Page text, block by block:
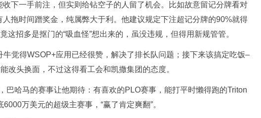
下一手前注，但实则给钻空子的人留了机会。比如故意留记分牌看对
拖时间蹭奖金，纯属弊大于利。他建议规定下注超记分牌的90%就得
这招多是抠门的“吸血怪”想出来的，虽没违规，但得用新规管管。
觉得WSOP+应用已经很赞，解决了排长队问题；接下来该搞定吃饭–
改头换面，不过这得看工会和凯撒集团 的态度。
巴哈马的赛事让他期待：有喜欢的PLO赛事，能打平时懒得跑的Triton
万美元的超级主赛事，“赢了肯定爽翻”。